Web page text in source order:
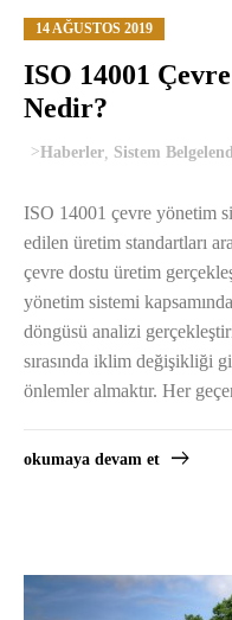
14 AĞUSTOS 2019
ISO 14001
Nedir?
>Haberler Sistem
ISO 14001 çevre yönetim
edilen üretim standartları
çevre dostu üretim
yönetim sistemi
döngüsü analizi
sırasında iklim değişikliği
önlemler almaktır. Her
okumaya devam et